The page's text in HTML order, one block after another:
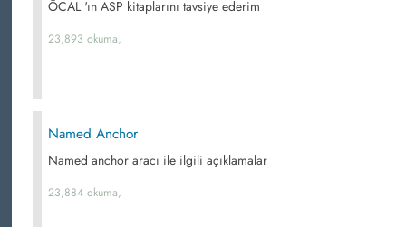
ÖCAL 'ın ASP kitaplarını tavsiye ederim
23,893 okuma,
Named Anchor
Named anchor aracı ile ilgili açıklamalar
23,884 okuma,